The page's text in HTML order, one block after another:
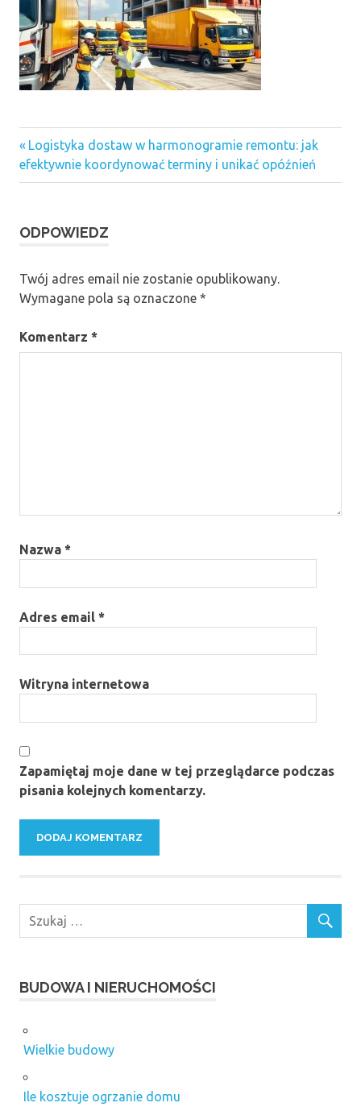
Nawigacja
wpisu
Previous
Post:
Logistyka dostaw w harmonogramie remontu: jak
efektywnie koordynować terminy i unikać opóźnień
ODPOWIEDZ
Twój adres email nie zostanie opublikowany.
Wymagane pola są oznaczone *
Komentarz *
Nazwa *
Adres email *
Witryna internetowa
Zapamiętaj moje dane w tej przeglądarce podczas
pisania kolejnych komentarzy.
BUDOWA I NIERUCHOMOŚCI
Wielkie budowy
Ile kosztuje ogrzanie domu